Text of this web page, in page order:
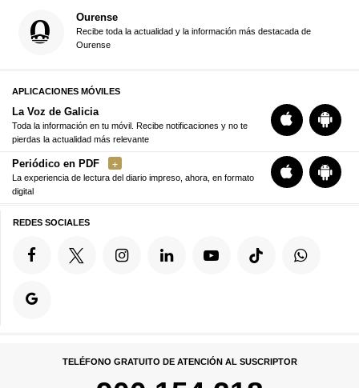
Ourense
Recibe toda la actualidad y la información más destacada de
Ourense
APLICACIONES MÓVILES
La Voz de Galicia
Toda la información en tu móvil. Recibe notificaciones y no te
pierdas la actualidad más relevante
Periódico en PDF
La experiencia de lectura del diario impreso, ahora, en formato
digital
REDES SOCIALES
TELÉFONO GRATUITO DE ATENCIÓN AL SUSCRIPTOR